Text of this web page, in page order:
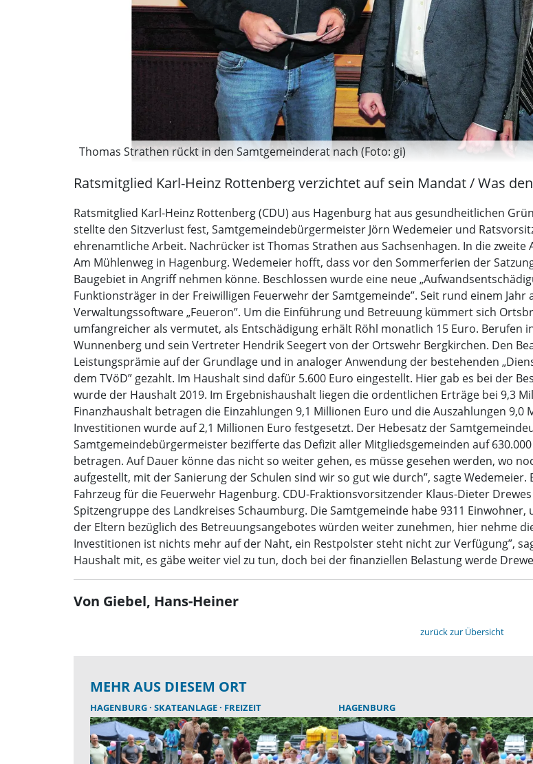
Thomas Strathen rückt in den Samtgemeinderat nach (Foto: gi)
Ratsmitglied Karl-Heinz Rottenberg verzichtet auf sein Mandat / Was
Ratsmitglied Karl-Heinz Rottenberg (CDU) aus Hagenburg hat aus gesundheitlichen
stellte den Sitzverlust fest, Samtgemeindebürgermeister Jörn Wedemeier und
ehrenamtliche Arbeit. Nachrücker ist Thomas Strathen aus Sachsenhagen. In die
Am Mühlenweg in Hagenburg. Wedemeier hofft, dass vor den Sommerferien der
Baugebiet in Angriff nehmen könne. Beschlossen wurde eine neue
Funktionsträger in der Freiwilligen Feuerwehr der Samtgemeinde”. Seit rund einem
Verwaltungssoftware „Feueron”. Um die Einführung und Betreuung kümmert sich
umfangreicher als vermutet, als Entschädigung erhält Röhl monatlich 15 Euro.
Wunnenberg und sein Vertreter Hendrik Seegert von der Ortswehr Bergkirchen. Den
Leistungsprämie auf der Grundlage und in analoger Anwendung der bestehenden
dem TVöD” gezahlt. Im Haushalt sind dafür 5.600 Euro eingestellt. Hier gab es bei der
wurde der Haushalt 2019. Im Ergebnishaushalt liegen die ordentlichen Erträge bei 9,3
Finanzhaushalt betragen die Einzahlungen 9,1 Millionen Euro und die Auszahlungen
Investitionen wurde auf 2,1 Millionen Euro festgesetzt. Der Hebesatz der
Samtgemeindebürgermeister bezifferte das Defizit aller Mitgliedsgemeinden auf
betragen. Auf Dauer könne das nicht so weiter gehen, es müsse gesehen werden, wo
aufgestellt, mit der Sanierung der Schulen sind wir so gut wie durch”, sagte
Fahrzeug für die Feuerwehr Hagenburg. CDU-Fraktionsvorsitzender Klaus-Dieter
Spitzengruppe des Landkreises Schaumburg. Die Samtgemeinde habe 9311
der Eltern bezüglich des Betreuungsangebotes würden weiter zunehmen, hier nehme
Investitionen ist nichts mehr auf der Naht, ein Restpolster steht nicht zur Verfügung”,
Haushalt mit, es gäbe weiter viel zu tun, doch bei der finanziellen Belastung werde
Von Giebel, Hans-Heiner
zurück zur Übersicht
MEHR AUS DIESEM ORT
HAGENBURG SKATEANLAGE FREIZEIT HAGENBURG